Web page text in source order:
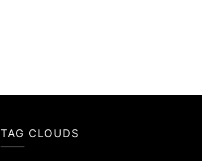
TAG CLOUDS